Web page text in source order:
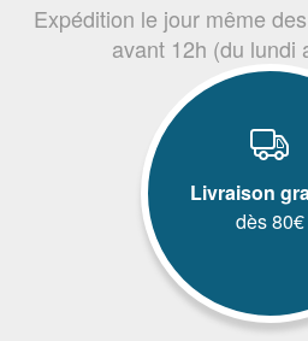
Expédition le jour même
avant 12h (du lundi
Livraison
dès 80€